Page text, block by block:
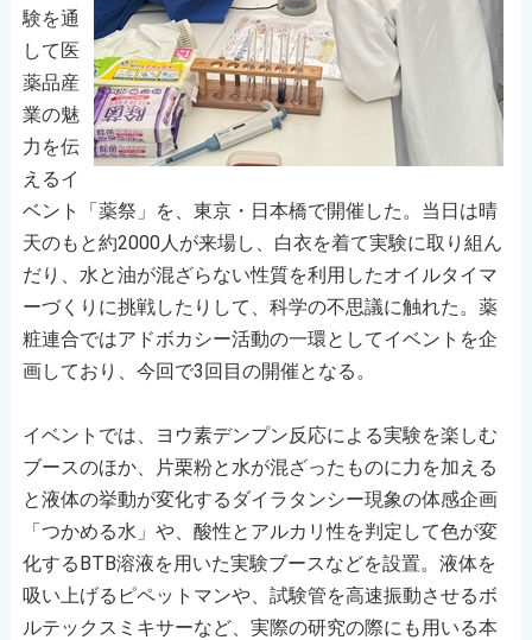
験を通
して医
薬品産
業の魅
力を伝
えるイ
ベント「薬祭」を、東京・日本橋で開催した。当日は晴
天のもと約2000人が来場し、白衣を着て実験に取り組ん
だり、水と油が混ざらない性質を利用したオイルタイマ
ーづくりに挑戦したりして、科学の不思議に触れた。薬
粧連合ではアドボカシー活動の一環としてイベントを企
画しており、今回で3回目の開催となる。
イベントでは、ヨウ素デンプン反応による実験を楽しむ
ブースのほか、片栗粉と水が混ざったものに力を加える
と液体の挙動が変化するダイラタンシー現象の体感企画
「つかめる水」や、酸性とアルカリ性を判定して色が変
化するBTB溶液を用いた実験ブースなどを設置。液体を
吸い上げるピペットマンや、試験管を高速振動させるボ
ルテックスミキサーなど、実際の研究の際にも用いる本